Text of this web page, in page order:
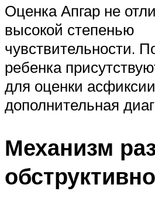
Оценка Апгар не
высокой степенью
чувствительности.
ребенка
для оценки
дополнительная
Механизм